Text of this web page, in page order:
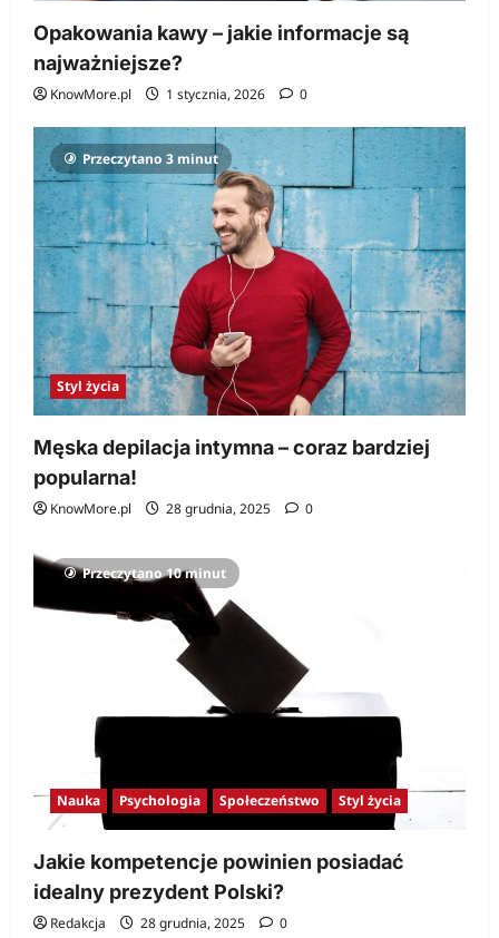
Opakowania kawy – jakie informacje są
najważniejsze?
KnowMore.pl 1 stycznia, 2026 0
Przeczytano 3 minut
Styl życia
Męska depilacja intymna – coraz bardziej
popularna!
KnowMore.pl 28 grudnia, 2025 0
Przeczytano 10 minut
Nauka Psychologia Społeczeństwo Styl życia
Jakie kompetencje powinien posiadać
idealny prezydent Polski?
Redakcja 28 grudnia, 2025 0